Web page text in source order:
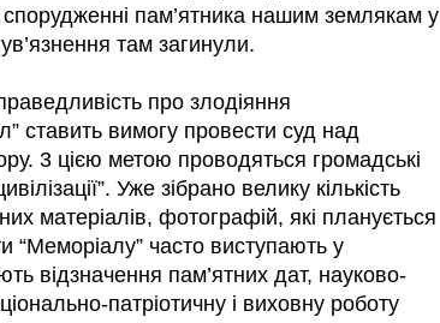
пам’ятника нашим землякам у
там загинули.
про злодіяння
ставить вимогу провести суд над
3 цією метою проводяться громадські
Уже зібрано велику кількість
матеріалів, фотографій, які планується
“Меморіалу” часто виступають у
відзначення пам’ятних дат, науково-
патріотичну і виховну роботу